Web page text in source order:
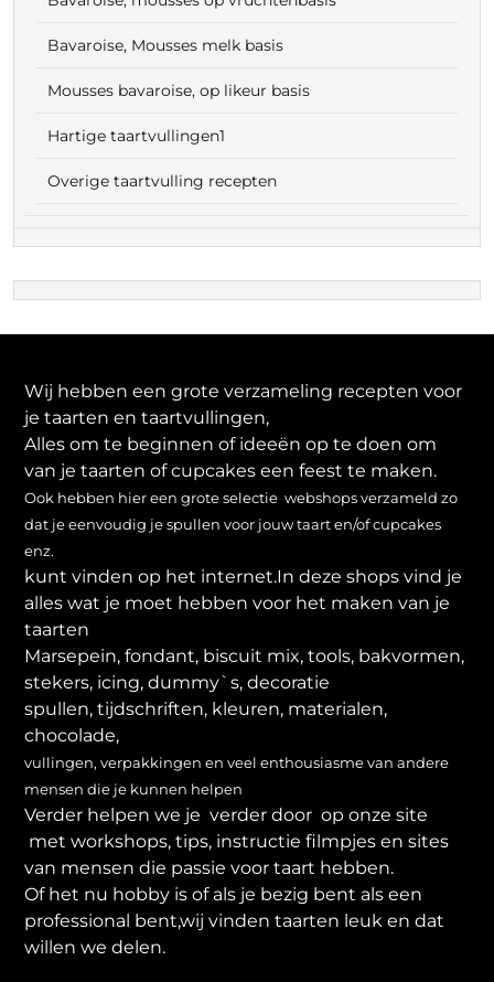
Bavaroise, Mousses melk basis
Mousses bavaroise, op likeur basis
Hartige taartvullingen1
Overige taartvulling recepten
Wij hebben een grote verzameling recepten voor
je taarten en taartvullingen,
Alles om te beginnen of ideeën op te doen om
van je taarten of cupcakes een feest te maken.
Ook hebben hier een grote selectie webshops verzameld zo
dat je eenvoudig je spullen voor jouw taart en/of cupcakes
enz.
kunt vinden op het internet.In deze shops vind je
alles wat je moet hebben voor het maken van je
taarten
Marsepein, fondant, biscuit mix, tools, bakvormen,
stekers, icing, dummy`s, decoratie
spullen, tijdschriften, kleuren, materialen,
chocolade,
vullingen, verpakkingen en veel enthousiasme van andere
mensen die je kunnen helpen
Verder helpen we je verder door op onze site
met workshops, tips, instructie filmpjes en sites
van mensen die passie voor taart hebben.
Of het nu hobby is of als je bezig bent als een
professional bent,wij vinden taarten leuk en dat
willen we delen.